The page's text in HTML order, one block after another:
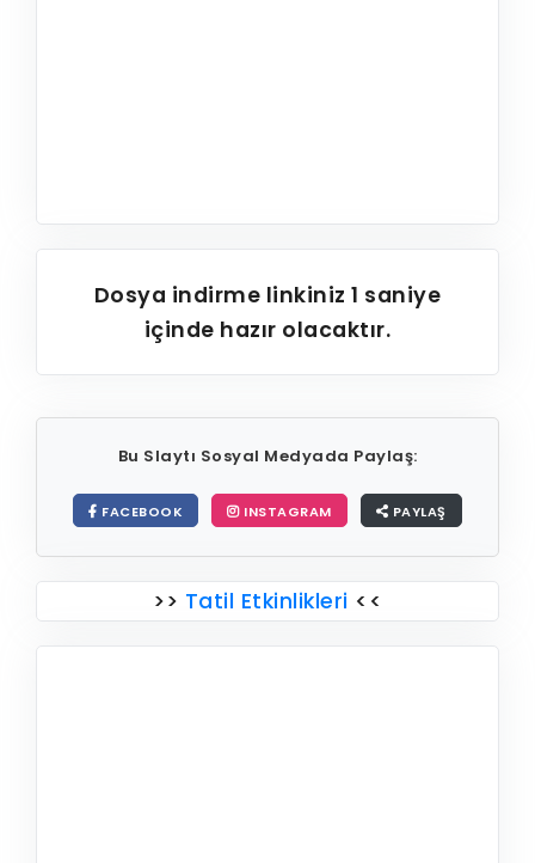
Dosya indirme linkiniz1 saniye
içinde hazır olacaktır.
Bu Slaytı Sosyal Medyada Paylaş:
FACEBOOK INSTAGRAM PAYLAŞ
>> Tatil Etkinlikleri <<